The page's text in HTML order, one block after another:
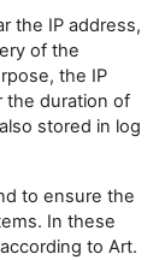
the IP address,
of the
the IP
the duration of
stored in log
to ensure the
In these
to Art.